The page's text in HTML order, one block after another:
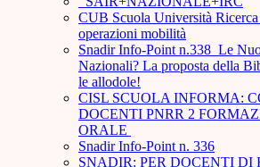
CUB Scuola Università Ricerca
operazioni mobilità
Snadir Info-Point n.338 Le
Nazionali? La proposta della
le allodole!
CISL SCUOLA INFORMA:
DOCENTI PNRR 2
ORALE ­
Snadir Info-Point n. 336
SNADIR: PER DOCENTI DI